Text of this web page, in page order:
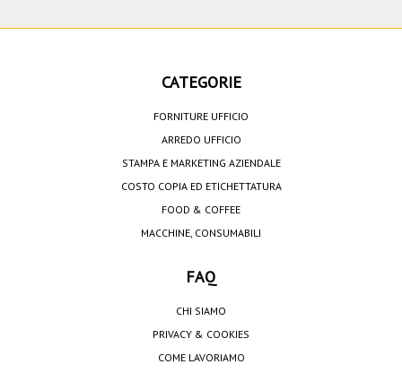
CATEGORIE
FORNITURE UFFICIO
ARREDO UFFICIO
STAMPA E MARKETING AZIENDALE
COSTO COPIA ED ETICHETTATURA
FOOD & COFFEE
MACCHINE, CONSUMABILI
FAQ
CHI SIAMO
PRIVACY & COOKIES
COME LAVORIAMO